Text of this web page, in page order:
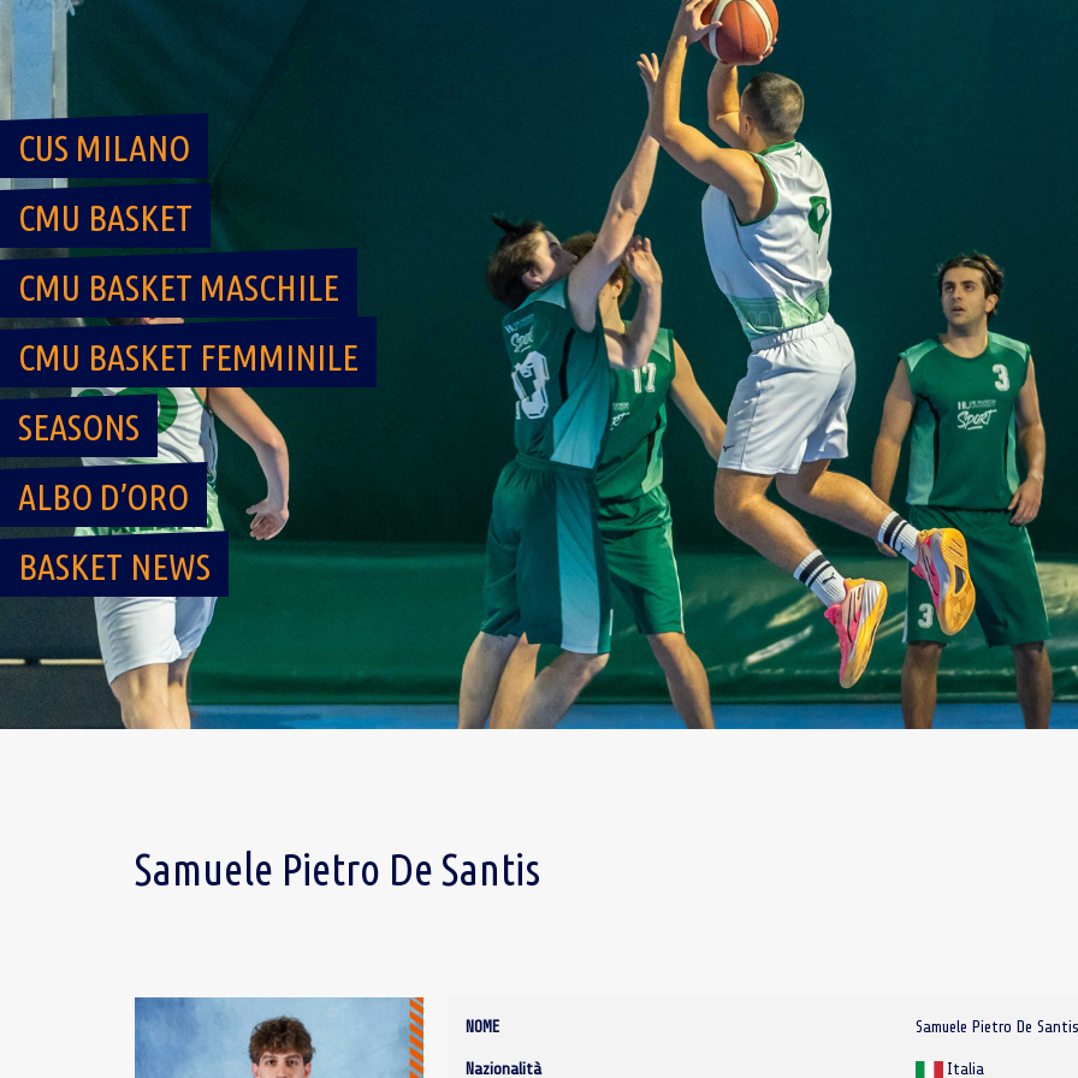
content
CUS MILANO
CMU BASKET
CMU BASKET MASCHILE
CMU BASKET FEMMINILE
SEASONS
ALBO D’ORO
BASKET NEWS
Samuele Pietro De Santis
NOME Samuele Pietro De Santis
Nazionalità Italia